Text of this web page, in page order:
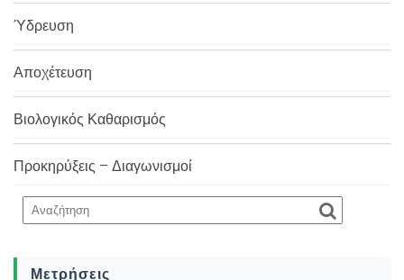
Ύδρευση
Αποχέτευση
Βιολογικός Καθαρισμός
Προκηρύξεις – Διαγωνισμοί
Μετρήσεις